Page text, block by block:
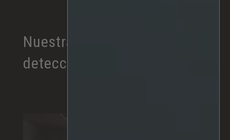
Nuestras funciones de
detección más populares